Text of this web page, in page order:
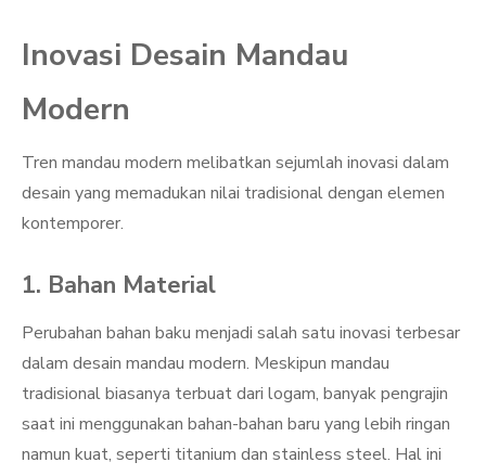
Inovasi Desain Mandau
Modern
Tren mandau modern melibatkan sejumlah inovasi dalam
desain yang memadukan nilai tradisional dengan elemen
kontemporer.
1. Bahan Material
Perubahan bahan baku menjadi salah satu inovasi terbesar
dalam desain mandau modern. Meskipun mandau
tradisional biasanya terbuat dari logam, banyak pengrajin
saat ini menggunakan bahan-bahan baru yang lebih ringan
namun kuat, seperti titanium dan stainless steel. Hal ini